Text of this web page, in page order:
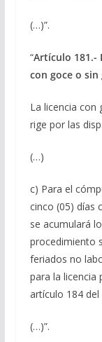
(…)”.
“Artículo 181.-
con goce o
La licencia con
rige por las
(…)
c) Para el
cinco (05) días
se acumulará
procedimiento
feriados no
para la licencia
artículo 184
(…)”.